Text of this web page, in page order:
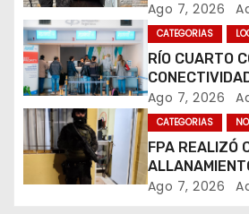
t
r
a
d
a
s
MARIHUANA
Ago 7, 2026
CATEGORIAS
RÍO CUARTO
CUATRO
BUENOS
Ago 7, 2026
CATEGORIAS
FPA REALIZÓ
BUSTOS-
Ago 7, 2026